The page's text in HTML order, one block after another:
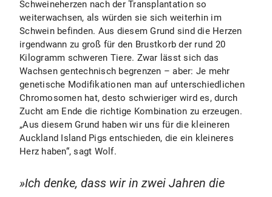
Schweineherzen nach der Transplantation so
weiterwachsen, als würden sie sich weiterhin im
Schwein befinden. Aus diesem Grund sind die Herzen
irgendwann zu groß für den Brustkorb der rund 20
Kilogramm schweren Tiere. Zwar lässt sich das
Wachsen gentechnisch begrenzen – aber: Je mehr
genetische Modifikationen man auf unterschiedlichen
Chromosomen hat, desto schwieriger wird es, durch
Zucht am Ende die richtige Kombination zu erzeugen.
„Aus diesem Grund haben wir uns für die kleineren
Auckland Island Pigs entschieden, die ein kleineres
Herz haben“, sagt Wolf.
Ich denke, dass wir in zwei Jahren die